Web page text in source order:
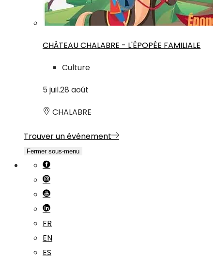
CHÂTEAU CHALABRE - L'ÉPOPÉE FAMILIALE
Culture
5 juil.28 août
CHALABRE
Trouver un événement
Fermer sous-menu
FR
EN
ES